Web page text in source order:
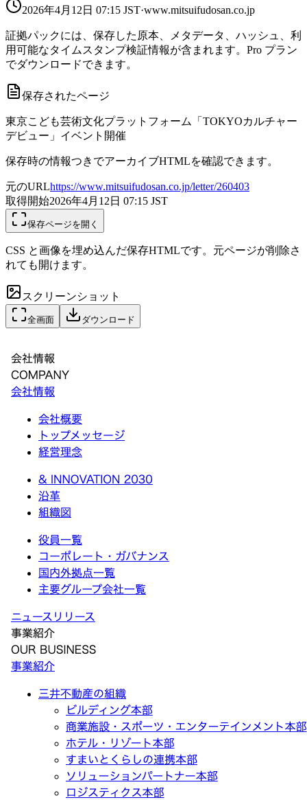
2026年4月12日 07:15 JST·www.mitsuifudosan.co.jp
証拠パックには、保存した原本、メタデータ、ハッシュ、利
用可能なタイムスタンプ検証情報が含まれます。Pro プラン
でダウンロードできます。
保存されたページ
東京こども芸術文化プラットフォーム「TOKYOカルチャー
デビュー」イベント開催
保存時の情報つきでアーカイブHTMLを確認できます。
元のURLhttps://www.mitsuifudosan.co.jp/letter/260403
取得開始2026年4月12日 07:15 JST
保存ページを開く
CSS と画像を埋め込んだ保存HTMLです。元ページが削除さ
れても開けます。
スクリーンショット
全画面 ダウンロード